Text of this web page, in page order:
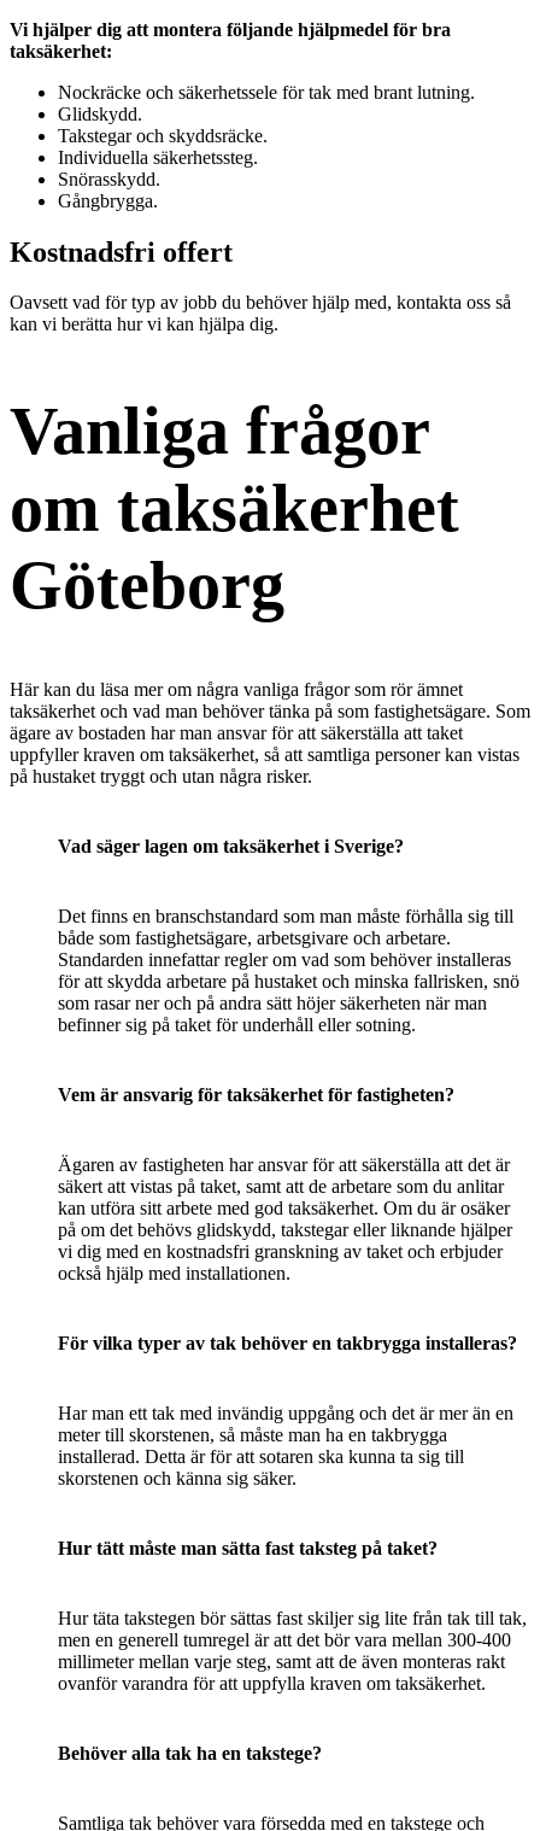
Vi hjälper dig att montera följande hjälpmedel för bra
taksäkerhet:
Nockräcke och säkerhetssele för tak med brant lutning.
Glidskydd.
Takstegar och skyddsräcke.
Individuella säkerhetssteg.
Snörasskydd.
Gångbrygga.
Kostnadsfri offert
Oavsett vad för typ av jobb du behöver hjälp med, kontakta oss så
kan vi berätta hur vi kan hjälpa dig.
Vanliga frågor
om taksäkerhet
Göteborg
Här kan du läsa mer om några vanliga frågor som rör ämnet
taksäkerhet och vad man behöver tänka på som fastighetsägare. Som
ägare av bostaden har man ansvar för att säkerställa att taket
uppfyller kraven om taksäkerhet, så att samtliga personer kan vistas
på hustaket tryggt och utan några risker.
Vad säger lagen om taksäkerhet i Sverige?
Det finns en branschstandard som man måste förhålla sig till
både som fastighetsägare, arbetsgivare och arbetare.
Standarden innefattar regler om vad som behöver installeras
för att skydda arbetare på hustaket och minska fallrisken, snö
som rasar ner och på andra sätt höjer säkerheten när man
befinner sig på taket för underhåll eller sotning.
Vem är ansvarig för taksäkerhet för fastigheten?
Ägaren av fastigheten har ansvar för att säkerställa att det är
säkert att vistas på taket, samt att de arbetare som du anlitar
kan utföra sitt arbete med god taksäkerhet. Om du är osäker
på om det behövs glidskydd, takstegar eller liknande hjälper
vi dig med en kostnadsfri granskning av taket och erbjuder
också hjälp med installationen.
För vilka typer av tak behöver en takbrygga installeras?
Har man ett tak med invändig uppgång och det är mer än en
meter till skorstenen, så måste man ha en takbrygga
installerad. Detta är för att sotaren ska kunna ta sig till
skorstenen och känna sig säker.
Hur tätt måste man sätta fast taksteg på taket?
Hur täta takstegen bör sättas fast skiljer sig lite från tak till tak,
men en generell tumregel är att det bör vara mellan 300-400
millimeter mellan varje steg, samt att de även monteras rakt
ovanför varandra för att uppfylla kraven om taksäkerhet.
Behöver alla tak ha en takstege?
Samtliga tak behöver vara försedda med en takstege och